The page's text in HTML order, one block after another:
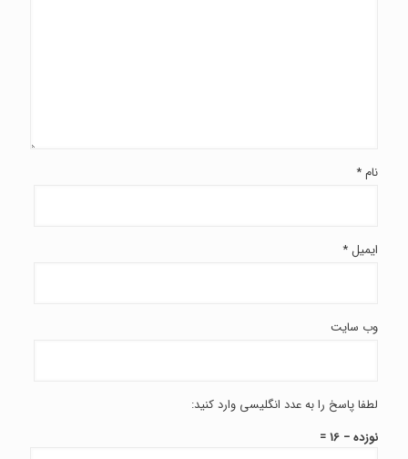
نام*
ایمیل *
وب‌ سایت
لطفا پاسخ را به عدد انگلیسی وارد کنید:
نوزده − 16 =